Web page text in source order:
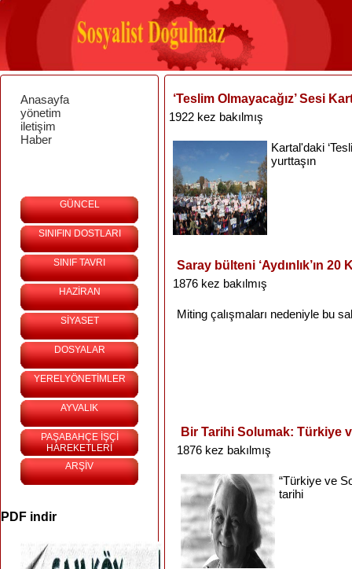
Anasayfa
yönetim
iletişim
Haber
GÜNCEL
SINIFIN DOSTLARI
SINIF TAVRI
HAZİRAN
SİYASET
DOSYALAR
YERELYÖNETİMLER
AYVALIK
PAŞABAHÇE İŞÇİ
HAREKETLERİ
ARŞİV
PDF indir
‘Teslim Olmayacağız’ Sesi
1922 kez bakılmış
Kartal'daki
yurttaşın
Saray bülteni ‘Aydınlık’ın 20
1876 kez bakılmış
Miting çalışmaları nedeniyle bu
Bir Tarihi Solumak: Türkiye
1876 kez bakılmış
“Türkiye ve
tarihi